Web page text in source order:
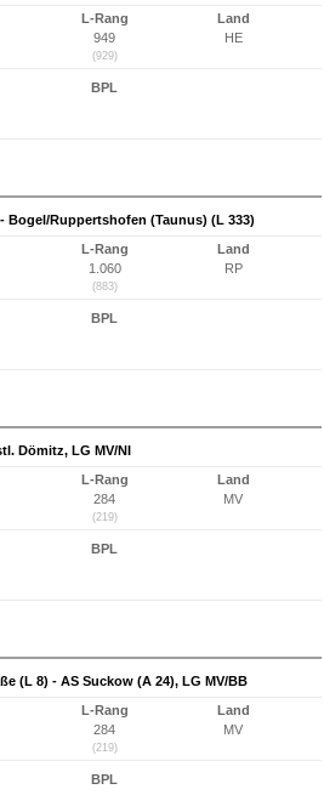
L-Rang
949
(929)
Land
HE
BPL
Bogel/Ruppertshofen (Taunus) (L 333)
L-Rang
1.060
(883)
Land
RP
BPL
Dömitz, LG MV/NI
L-Rang
284
(219)
Land
MV
BPL
(L 8) - AS Suckow (A 24), LG MV/BB
L-Rang
284
(219)
Land
MV
BPL